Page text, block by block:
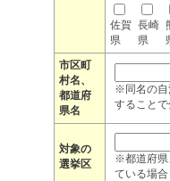
佐賀
県
長崎
県
市区町
村名、
都道府
県名
※同名の自
することで
対象の
選挙区
※都道府県
ている場合